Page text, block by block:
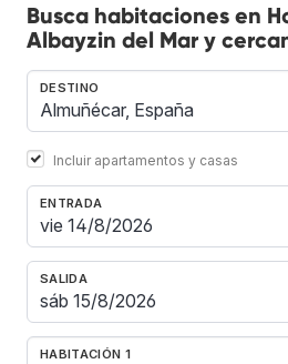
Busca habitaciones en
Albayzin del Mar y
DESTINO
Incluir apartamentos y casas
ENTRADA
SALIDA
HABITACIÓN 1